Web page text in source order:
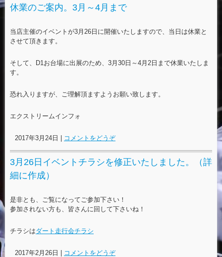
休業のご案内。3月～4月まで
当店主催のイベントが3月26日に開催いたしますので、当日は休業と
させて頂きます。
そして、D1お台場に出展のため、3月30日～4月2日まで休業いたしま
す。
恐れ入りますが、ご理解頂ますようお願い致します。
エクストリームインフォ
2017年3月24日 コメントをどうぞ
3月26日イベントチラシを修正いたしました。（詳
細に作成）
是非とも、ご覧になってご参加下さい！
参加されない方も、皆さんに回して下さいね！
チラシはダート走行会チラシ
2017年2月26日 コメントをどうぞ